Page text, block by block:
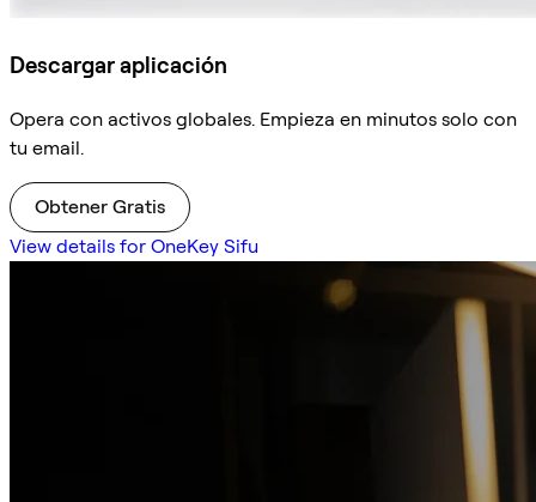
Descargar aplicación
Opera con activos globales. Empieza en minutos solo con
tu email.
Obtener Gratis
View details for OneKey Sifu